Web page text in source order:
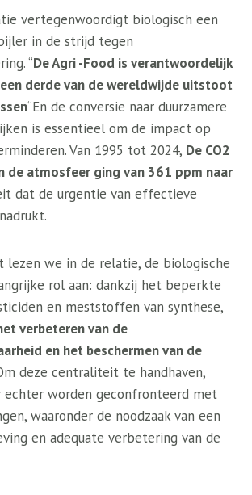
vertegenwoordigt biologisch een
in de strijd tegen
“De Agri -Food is verantwoordelijk
derde van de wereldwijde uitstoot
“En de conversie naar duurzamere
is essentieel om de impact op
Van 1995 tot 2024, De CO2
de atmosfeer ging van 361 ppm naar
dat de urgentie van effectieve
lezen we in de relatie, de biologische
rol aan: dankzij het beperkte
en meststoffen van synthese,
verbeteren van de
en het beschermen van de
deze centraliteit te handhaven,
echter worden geconfronteerd met
waaronder de noodzaak van een
en adequate verbetering van de